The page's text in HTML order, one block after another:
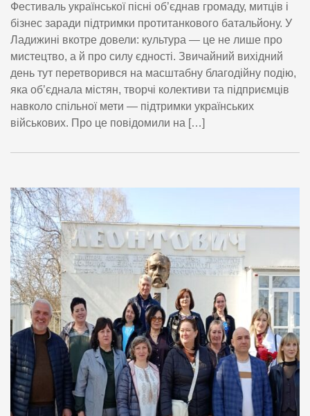
Фестиваль української пісні об’єднав громаду, митців і
бізнес заради підтримки протитанкового батальйону. У
Ладижині вкотре довели: культура — це не лише про
мистецтво, а й про силу єдності. Звичайний вихідний
день тут перетворився на масштабну благодійну подію,
яка об’єднала містян, творчі колективи та підприємців
навколо спільної мети — підтримки українських
військових. Про це повідомили на […]